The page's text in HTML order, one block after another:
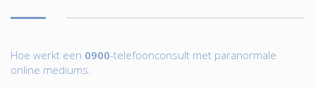
Hoe werkt een 0900-telefoonconsult met paranormale
online mediums.